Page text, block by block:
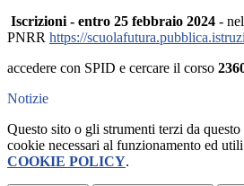
Iscrizioni - entro 25 febbraio 2024 -
PNRR https://
accedere con SPID e cercare il corso
Notizie
Questo sito o gli strumenti terzi da
cookie necessari al funzionamento ed
COOKIE POLICY.